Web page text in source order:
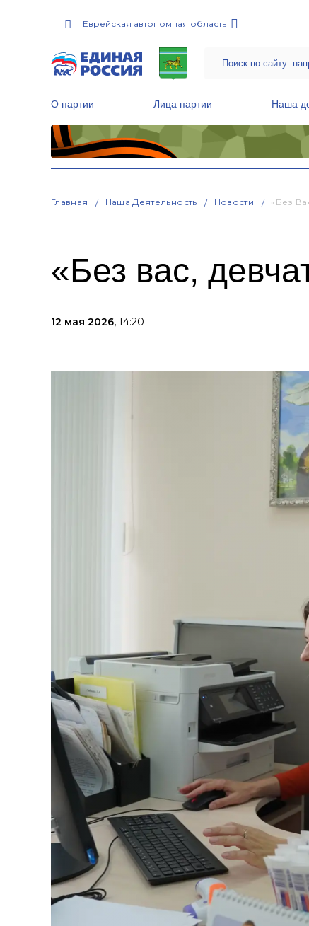
Еврейская автономная область
О партии Лица партии Наша
Главная Наша Деятельность Новости «Без
«Без вас,
12 мая 2026, 14:20